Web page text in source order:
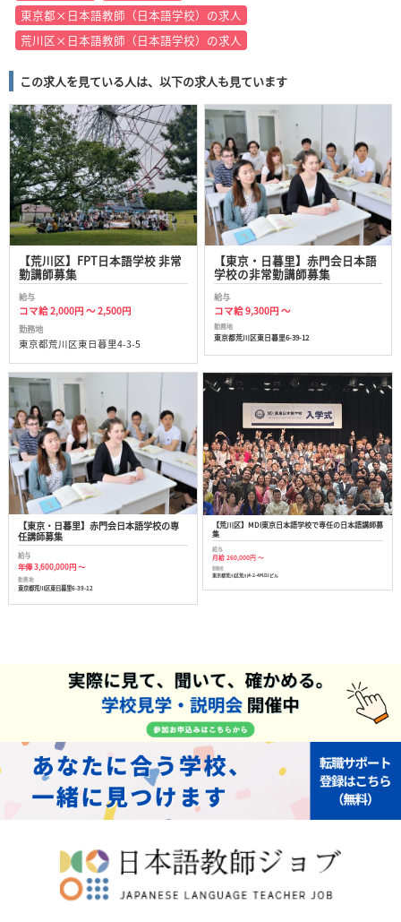
東京都×日本語教師（日本語学校）の求人
荒川区×日本語教師（日本語学校）の求人
この求人を見ている人は、以下の求人も見ています
【荒川区】FPT日本語学校 非常
勤講師募集
給与
コマ給 2,000円 ～ 2,500円
勤務地
東京都荒川区東日暮里4-3-5
【東京・日暮里】赤門会日本語
学校の非常勤講師募集
給与
コマ給 9,300円 ～
勤務地
東京都荒川区東日暮里6-39-12
【東京・日暮里】赤門会日本語学校の専
任講師募集
給与
年俸 3,600,000円 ～
勤務地
東京都荒川区東日暮里6-39-12
【荒川区】MDI東京日本語学校で専任の日本語講師募
集
給与
月給 260,000円 ～
勤務地
東京都荒川区荒川4-2-4M.D.I.ビル